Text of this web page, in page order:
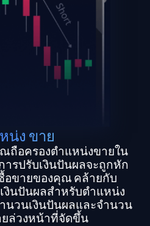
น่ง ขาย
ถือครองตำแหน่งขายใน
รปรับเงินปันผลจะถูกหัก
อขายของคุณ คล้ายกับ
งินปันผลสำหรับตำแหน่ง
วนเงินปันผลและจำนวน
ล่วงหน้าที่จัดขึ้น